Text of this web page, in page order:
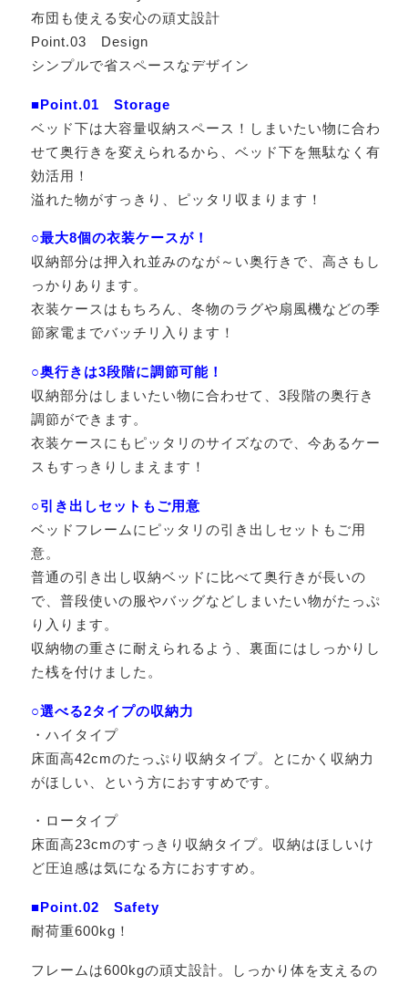
布団も使える安心の頑丈設計
Point.03 Design
シンプルで省スペースなデザイン
■Point.01 Storage
ベッド下は大容量収納スペース！しまいたい物に合わ
せて奥行きを変えられるから、ベッド下を無駄なく有
効活用！
溢れた物がすっきり、ピッタリ収まります！
○最大8個の衣装ケースが！
収納部分は押入れ並みのなが～い奥行きで、高さもし
っかりあります。
衣装ケースはもちろん、冬物のラグや扇風機などの季
節家電までバッチリ入ります！
○奥行きは3段階に調節可能！
収納部分はしまいたい物に合わせて、3段階の奥行き
調節ができます。
衣装ケースにもピッタリのサイズなので、今あるケー
スもすっきりしまえます！
○引き出しセットもご用意
ベッドフレームにピッタリの引き出しセットもご用
意。
普通の引き出し収納ベッドに比べて奥行きが長いの
で、普段使いの服やバッグなどしまいたい物がたっぷ
り入ります。
収納物の重さに耐えられるよう、裏面にはしっかりし
た桟を付けました。
○選べる2タイプの収納力
・ハイタイプ
床面高42cmのたっぷり収納タイプ。とにかく収納力
がほしい、という方におすすめです。
・ロータイプ
床面高23cmのすっきり収納タイプ。収納はほしいけ
ど圧迫感は気になる方におすすめ。
■Point.02 Safety
耐荷重600kg！
フレームは600kgの頑丈設計。しっかり体を支えるの